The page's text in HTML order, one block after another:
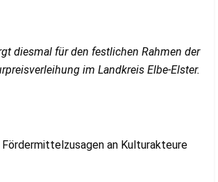
diesmal für den festlichen Rahmen der
im Landkreis Elbe-Elster.
an Kulturakteure